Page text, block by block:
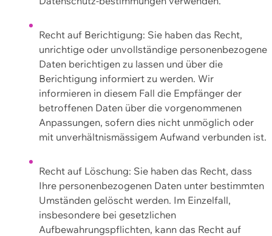
Recht auf Berichtigung: Sie haben das Recht,
unrichtige oder unvollständige personenbezogene
Daten berichtigen zu lassen und über die
Berichtigung informiert zu werden. Wir
informieren in diesem Fall die Empfänger der
betroffenen Daten über die vorgenommenen
Anpassungen, sofern dies nicht unmöglich oder
mit unverhältnismässigem Aufwand verbunden ist.
Recht auf Löschung: Sie haben das Recht, dass
Ihre personenbezogenen Daten unter bestimmten
Umständen gelöscht werden. Im Einzelfall,
insbesondere bei gesetzlichen
Aufbewahrungspflichten, kann das Recht auf